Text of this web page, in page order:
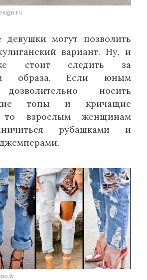
девушки могут позволить
вариант. Ну, и
стоит следить за
образа. Если юным
носить
топы и кричащие
то взрослым женщинам
рубашками и